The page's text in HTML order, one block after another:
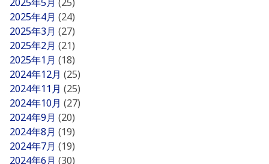
2025年4月 (24)
2025年3月 (27)
2025年2月 (21)
2025年1月 (18)
2024年12月 (25)
2024年11月 (25)
2024年10月 (27)
2024年9月 (20)
2024年8月 (19)
2024年7月 (19)
2024年6月 (30)